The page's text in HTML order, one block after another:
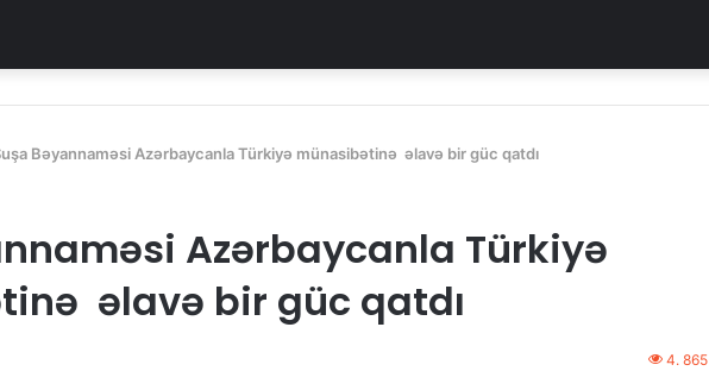
Bəyannaməsi Azərbaycanla Türkiyə münasibətinə əlavə bir güc qatdı
Azərbaycanla Türkiyə
əlavə bir güc qatdı
4. 865